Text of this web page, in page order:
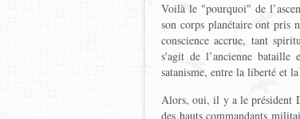
Voilà le "pourquoi" de
son corps planétaire ont pris
conscience accrue, tant
s'agit de l’ancienne
satanisme, entre la liberté et
Alors, oui, il y a le président
des hauts commandants